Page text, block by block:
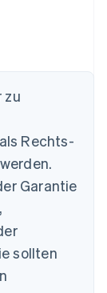
zu
Rechts-
Garantie
sollten